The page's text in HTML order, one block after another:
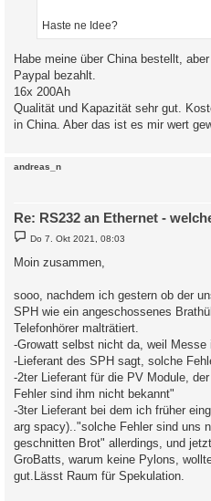
Haste ne Idee?
Habe meine über China bestellt,
Paypal bezahlt.
16x 200Ah
Qualität und Kapazität sehr gut.
in China. Aber das ist es mir wert
andreas_n
Re: RS232 an Ethernet -
B
e
t
g
Do 7. Okt 2021, 08:03
Moin zusammen,
sooo, nachdem ich gestern ob der
SPH wie ein angeschossenes
Telefonhörer malträtiert.
-Growatt selbst nicht da, weil Messe
-Lieferant des SPH sagt, solche
-2ter Lieferant für die PV Module,
Fehler sind ihm nicht bekannt"
-3ter Lieferant bei dem ich früher
arg spacy).."solche Fehler sind uns
geschnitten Brot" allerdings, und
GroBatts, warum keine Pylons,
gut.Lässt Raum für Spekulation.